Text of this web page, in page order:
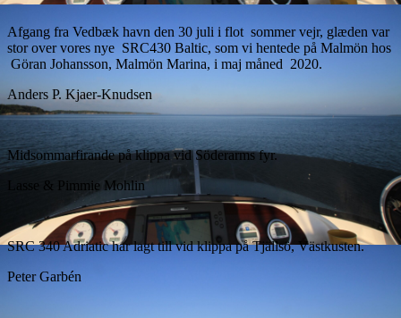
Afgang fra Vedbæk havn den 30 juli i flot sommer vejr, glæden var
stor over vores nye SRC430 Baltic, som vi hentede på Malmön hos
Göran Johansson, Malmön Marina, i maj måned 2020.
Anders P. Kjaer-Knudsen
Midsommarfirande på klippa vid Söderarms fyr.
Lasse & Pimmie Mohlin
SRC 340 Adriatic har lagt till vid klippa på Tjällsö, Västkusten.
Peter Garbén